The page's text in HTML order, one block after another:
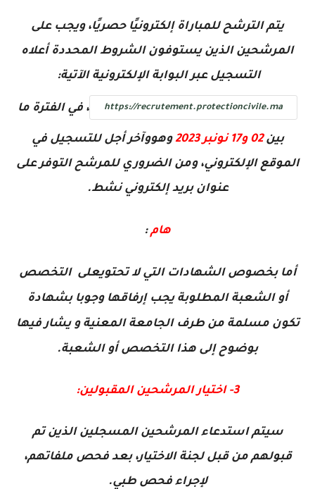
يتم الترشح للمباراة إلكترونيًا حصريًا، ويجب على
المرشحين الذين يستوفون الشروط المحددة أعلاه
التسجيل عبر البوابة الإلكترونية الآتية:
https://recrutement.protectioncivile.ma ، في الفترة ما
بين02 و17 نونبر 2023
وهووآخر أجل للتسجيل في
الموقع الإلكتروني، ومن الضروري للمرشح التوفر على
عنوان بريد إلكتروني نشط.
هام:
أما بخصوص الشهادات التي لا تحتويعلى التخصص
أو الشعبة المطلوبة يجب إرفاقها وجوبا بشهادة
تكون مسلمة من طرف الجامعة المعنية و يشار فيها
بوضوح إلى هذا التخصص أو الشعبة.
3- اختيار المرشحين المقبولين:
سيتم استدعاء المرشحين المسجلين الذين تم
قبولهم من قبل لجنة الاختيار، بعد فحص ملفاتهم،
لإجراء فحص طبي.